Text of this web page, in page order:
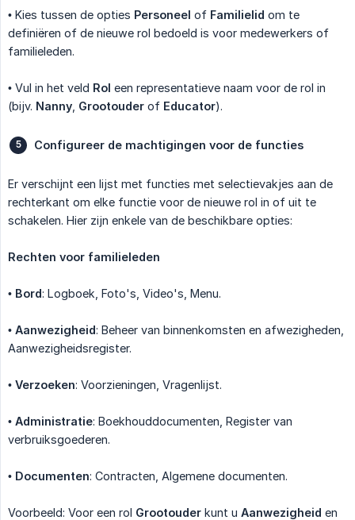
• Kies tussen de opties Personeel of Familielid om te
definiëren of de nieuwe rol bedoeld is voor medewerkers of
familieleden.
• Vul in het veld Rol een representatieve naam voor de rol in
(bijv. Nanny Grootouder of Educator).
Configureer de machtigingen voor de functies
Er verschijnt een lijst met functies met selectievakjes aan de
rechterkant om elke functie voor de nieuwe rol in of uit te
schakelen. Hier zijn enkele van de beschikbare opties:
Rechten voor familieleden
• Bord: Logboek, Foto's, Video's, Menu.
• Aanwezigheid: Beheer van binnenkomsten en afwezigheden,
Aanwezigheidsregister.
• Verzoeken: Voorzieningen, Vragenlijst.
• Administratie: Boekhouddocumenten, Register van
verbruiksgoederen.
• Documenten: Contracten, Algemene documenten.
Voorbeeld: Voor een rol Grootouder kunt u Aanwezigheid en